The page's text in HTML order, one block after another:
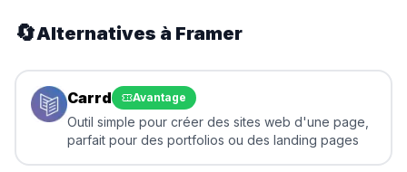
🔄Alternatives à Framer
Carrd Avantage
Outil simple pour créer des sites web d'une page,
parfait pour des portfolios ou des landing pages